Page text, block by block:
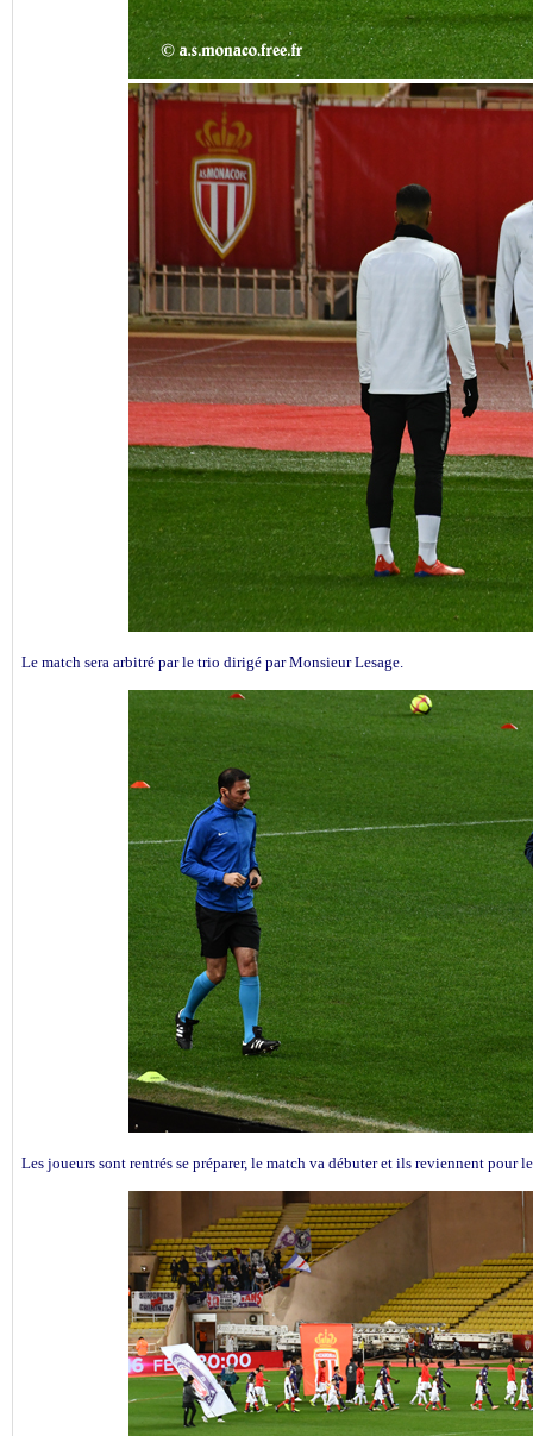
Le match sera arbitré par le trio dirigé par Monsieur Lesage.
Les joueurs sont rentrés se préparer, le match va débuter et ils reviennent